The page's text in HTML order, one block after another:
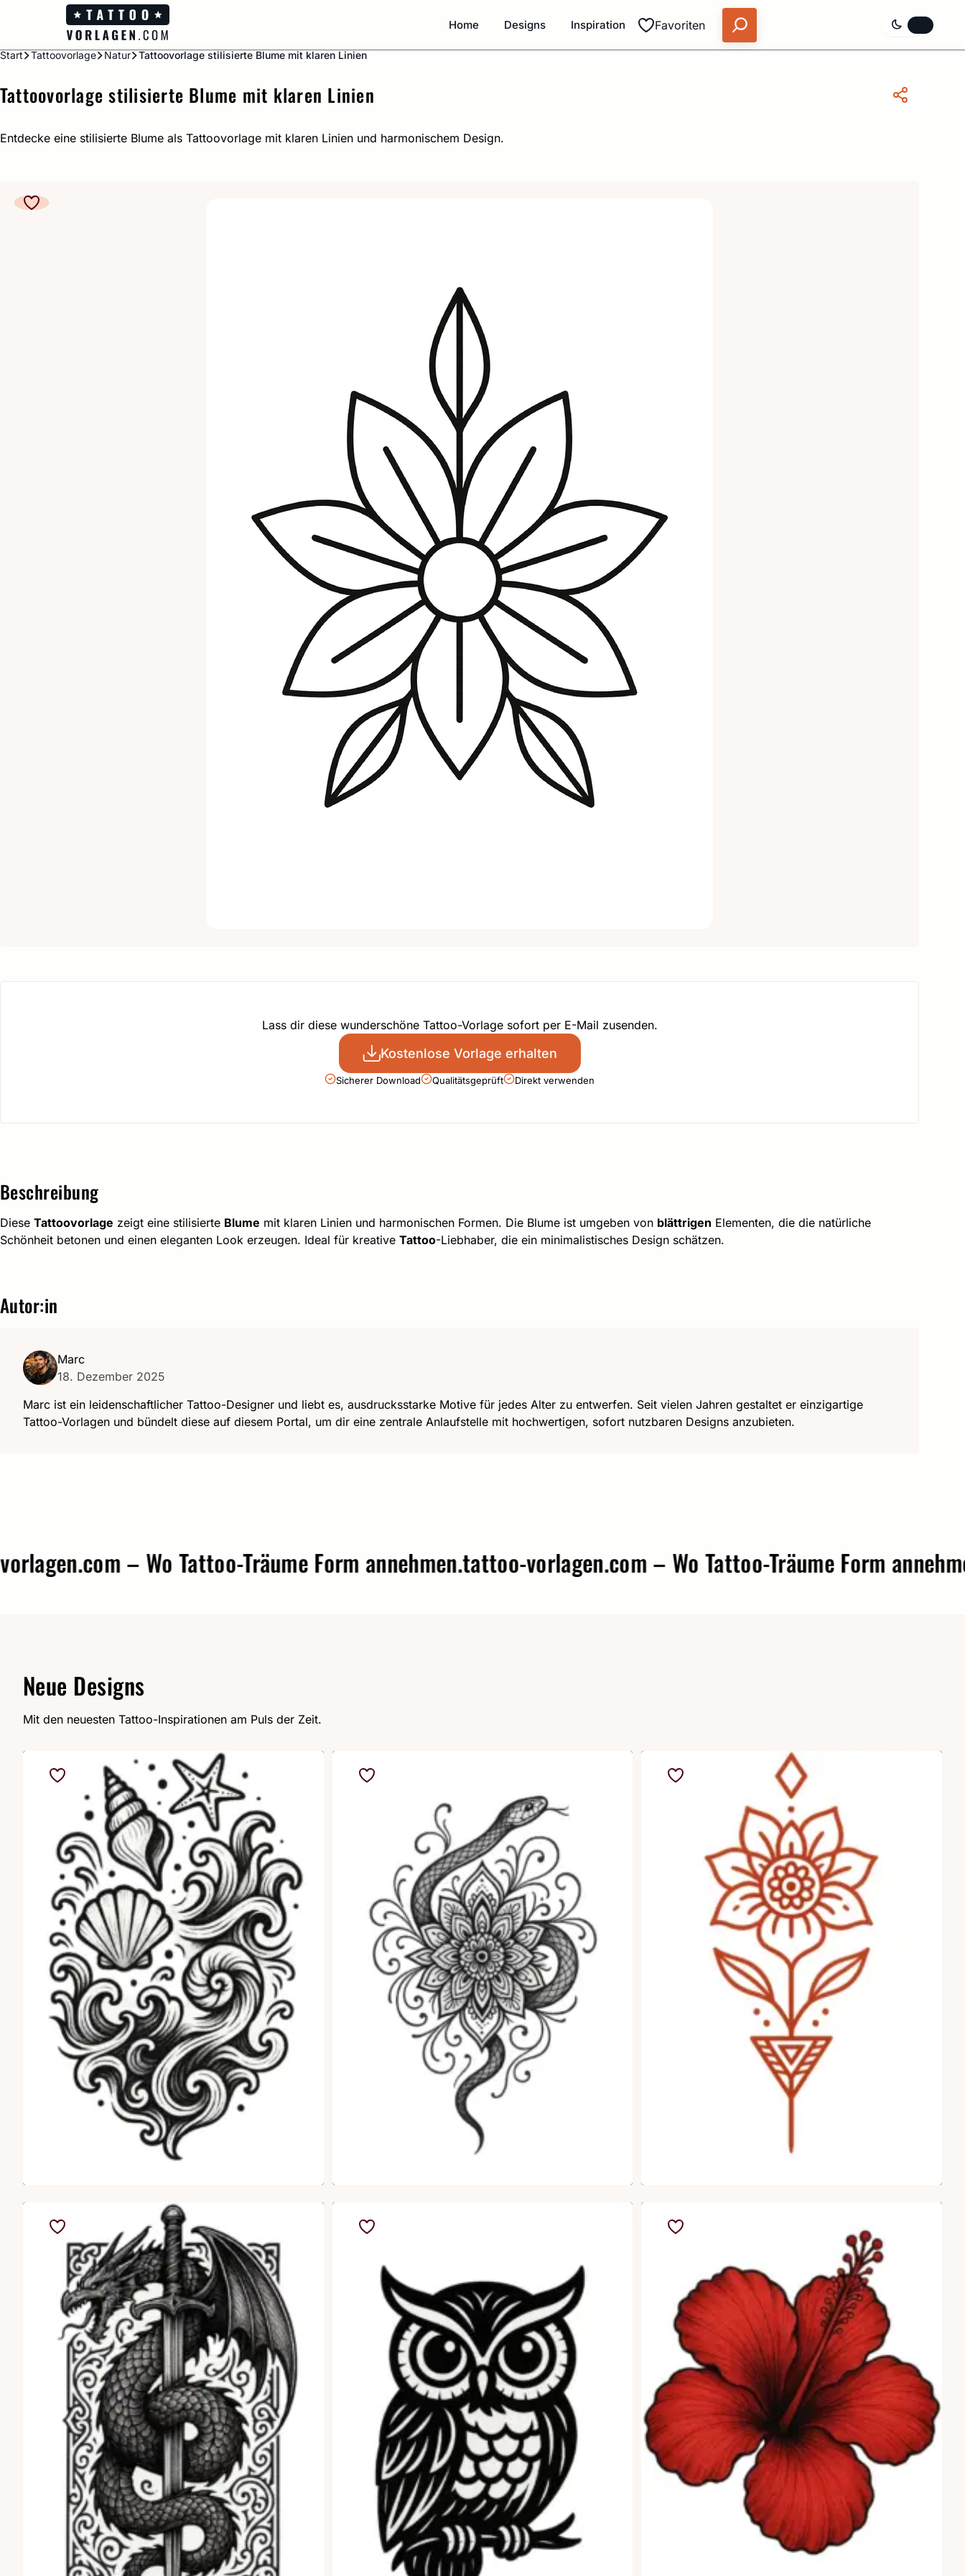
Favoriten
Home Designs Inspiration
Start Tattoovorlage Natur Tattoovorlage stilisierte Blume mit klaren Linien
Tattoovorlage stilisierte Blume mit klaren Linien
Entdecke eine stilisierte Blume als Tattoovorlage mit klaren Linien und harmonischem Design.
Lass dir diese wunderschöne Tattoo-Vorlage sofort per E-Mail zusenden.
Kostenlose Vorlage erhalten
Sicherer Download Qualitätsgeprüft Direkt verwenden
Beschreibung
Diese Tattoovorlage zeigt eine stilisierte Blume mit klaren Linien und harmonischen Formen. Die Blume ist umgeben von blättrigen Elementen, die die natürliche
Schönheit betonen und einen eleganten Look erzeugen. Ideal für kreative Tattoo-Liebhaber, die ein minimalistisches Design schätzen.
Autor:in
Marc
18. Dezember 2025
Marc ist ein leidenschaftlicher Tattoo-Designer und liebt es, ausdrucksstarke Motive für jedes Alter zu entwerfen. Seit vielen Jahren gestaltet er einzigartige
Tattoo-Vorlagen und bündelt diese auf diesem Portal, um dir eine zentrale Anlaufstelle mit hochwertigen, sofort nutzbaren Designs anzubieten.
– Wo Tattoo-Träume Form annehmen.tattoo-vorlagen.com – Wo Tattoo-Träume Form annehmen.
Neue Designs
Mit den neuesten Tattoo-Inspirationen am Puls der Zeit.